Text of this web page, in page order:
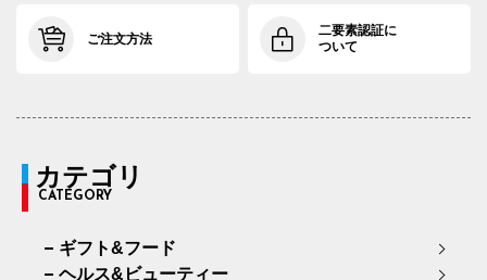
ご注文方法
二要素認証に
ついて
カテゴリ
CATEGORY
ギフト&フード
ヘルス&ビューティー